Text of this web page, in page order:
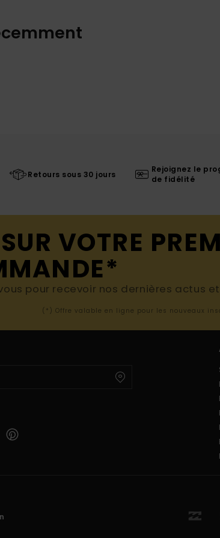
Retours sous 30 jours
Rejoignez le
de fidélité
VOTRE
pour recevoir nos dernières actus
(*) Offre valable en ligne pour les nouveaux